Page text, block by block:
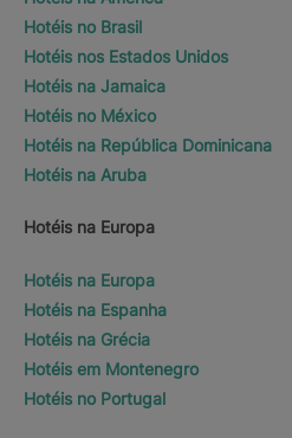
Hotéis no Brasil
Hotéis nos Estados Unidos
Hotéis na Jamaica
Hotéis no México
Hotéis na República Dominicana
Hotéis na Aruba
Hotéis na Europa
Hotéis na Europa
Hotéis na Espanha
Hotéis na Grécia
Hotéis em Montenegro
Hotéis no Portugal